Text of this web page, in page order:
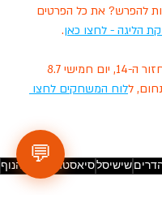
💬
להפרש? את כל הפרטים
הליגה - לחצו כאן.
ללוח המשחקים לחצו
שישיסלסיאסטה מישור הנוף